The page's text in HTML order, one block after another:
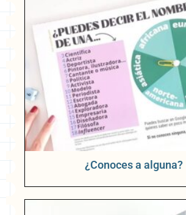
¿Conoces a alguna?